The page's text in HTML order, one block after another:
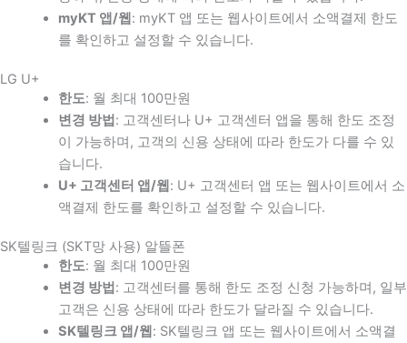
myKT 앱/웹 : myKT 앱 또는 웹사이트에서 소액결제 한도
를 확인하고 설정할 수 있습니다.
LG U+
한도: 월 최대 100만원
변경 방법 : 고객센터나 U+ 고객센터 앱을 통해 한도 조정
이 가능하며, 고객의 신용 상태에 따라 한도가 다를 수 있
습니다.
U+ 고객센터 앱/웹 : U+ 고객센터 앱 또는 웹사이트에서 소
액결제 한도를 확인하고 설정할 수 있습니다.
SK텔링크 (SKT망 사용) 알뜰폰
한도: 월 최대 100만원
변경 방법 : 고객센터를 통해 한도 조정 신청 가능하며, 일부
고객은 신용 상태에 따라 한도가 달라질 수 있습니다.
SK텔링크 앱/웹 : SK텔링크 앱 또는 웹사이트에서 소액결